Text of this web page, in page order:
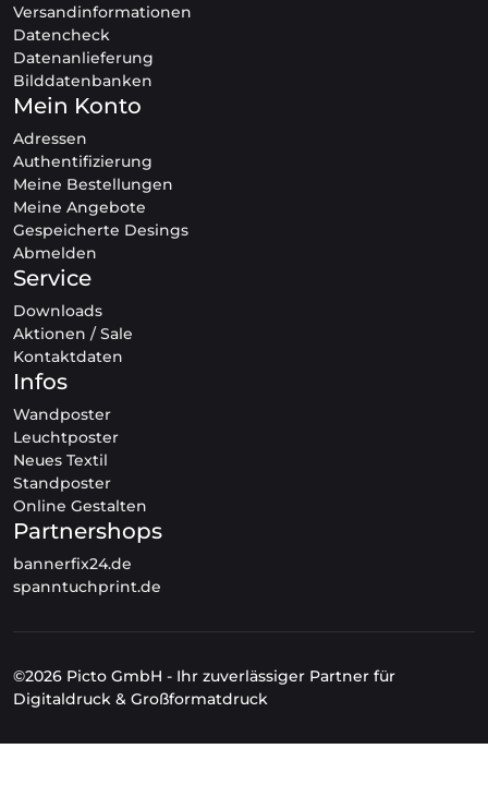
Versandinformationen
Datencheck
Datenanlieferung
Bilddatenbanken
Mein Konto
Adressen
Authentifizierung
Meine Bestellungen
Meine Angebote
Gespeicherte Desings
Abmelden
Service
Downloads
Aktionen / Sale
Kontaktdaten
Infos
Wandposter
Leuchtposter
Neues Textil
Standposter
Online Gestalten
Partnershops
bannerfix24.de
spanntuchprint.de
©2026 Picto GmbH - Ihr zuverlässiger Partner für
Digitaldruck & Großformatdruck